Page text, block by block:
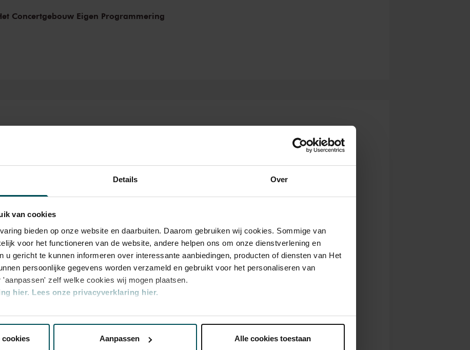
Details Over
van cookies
bieden op onze website en daarbuiten. Daarom gebruiken wij cookies. Sommige van
voor het functioneren van de website, andere helpen ons om onze dienstverlening en
u gericht te kunnen informeren over interessante aanbiedingen, producten of diensten van Het
persoonlijke gegevens worden verzameld en gebruikt voor het personaliseren van
zelf welke cookies wij mogen plaatsen.
hier. Lees onze privacyverklaring hier.
onze website kunt u uw toestemming op elk moment wijzigen of intrekken.
cookies Aanpassen Alle cookies toestaan
Concertgebouw Eigen Programmering
in the price of admission. Are you under
tickets are online available 4 hours in
transaction fee: € 5 per order.